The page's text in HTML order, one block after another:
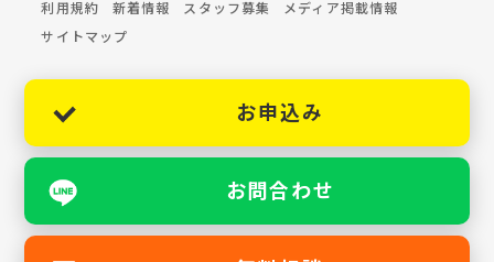
利用規約
新着情報 スタッフ募集
メディア掲載情報
サイトマップ
お申込み
お問合わせ